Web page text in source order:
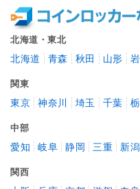
北海道・東北
北海道 青森 秋田 山形
関東
東京 神奈川 埼玉 千葉
中部
愛知 岐阜 静岡 三重 新潟
関西